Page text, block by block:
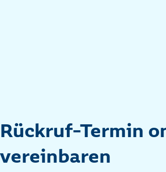
Rückruf-Termin
vereinbaren